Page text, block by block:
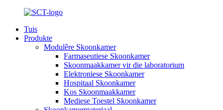
Tuis
Produkte
Modulêre Skoonkamer
Farmaseutiese Skoonkamer
Skoonmaakkamer vir die laboratorium
Elektroniese Skoonkamer
Hospitaal Skoonkamer
Kos Skoonmaakkamer
Mediese Toestel Skoonkamer